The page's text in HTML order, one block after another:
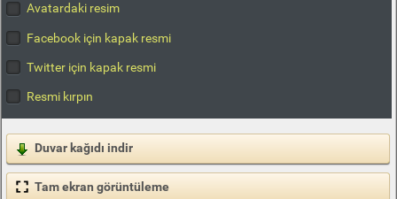
Avatardaki resim
Facebook için kapak resmi
Twitter için kapak resmi
Resmi kırpın
Duvar kağıdı indir
Tam ekran görüntüleme